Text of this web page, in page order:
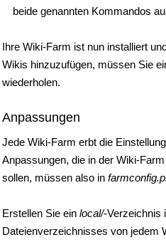
beide genannten Kommandos
Ihre Wiki-Farm ist nun installiert
Wikis hinzuzufügen, müssen Sie
wiederholen.
Anpassungen
Jede Wiki-Farm erbt die
Anpassungen, die in der Wiki-
sollen, müssen also in
Erstellen Sie ein local/-Verzeichnis
Dateienverzeichnisses von jedem